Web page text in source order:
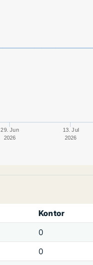
29. Jun
2026
13. Jul
2026
Kontor
0
0